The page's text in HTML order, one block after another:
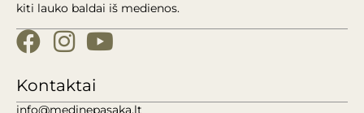
kiti lauko baldai iš medienos.
Kontaktai
info@medinepasaka.lt